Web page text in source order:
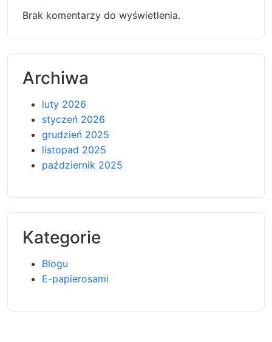
Brak komentarzy do wyświetlenia.
Archiwa
luty 2026
styczeń 2026
grudzień 2025
listopad 2025
październik 2025
Kategorie
Blogu
E-papierosami